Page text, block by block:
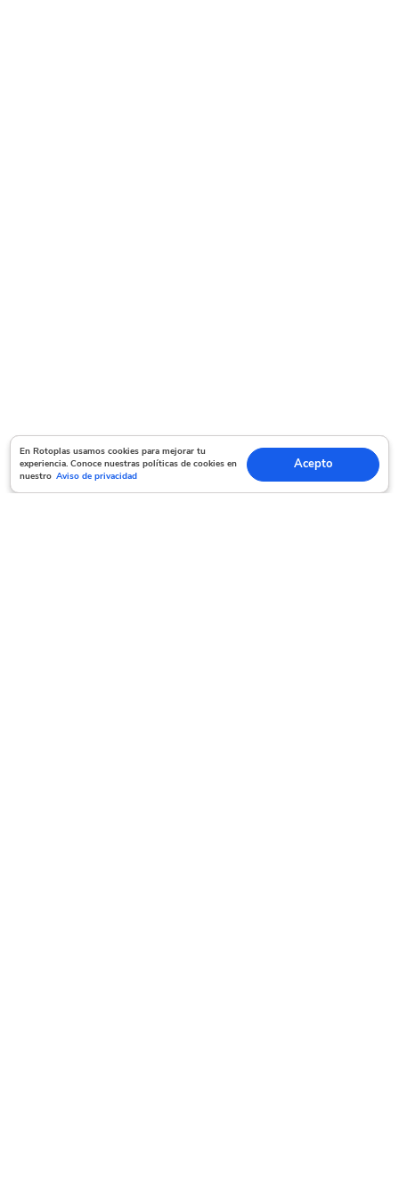
En Rotoplas usamos cookies para mejorar tu experiencia. Conoce nuestras políticas
de cookies en nuestro Aviso de privacidad Acepto
En Rotoplas usamos cookies para mejorar tu
experiencia. Conoce nuestras políticas de cookies en
nuestro Aviso de privacidad
Acepto